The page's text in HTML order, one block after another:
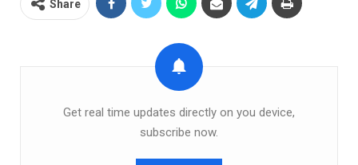
Share
Get real time updates directly on you device,
subscribe now.